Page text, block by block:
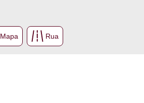
Mapa Rua